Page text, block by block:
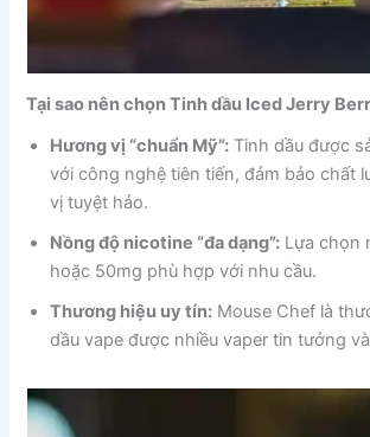
Tại sao nên chọn Tinh dầu Iced Jerry
Hương vị “chuẩn Mỹ”: Tinh dầu được
với công nghệ tiên tiến, đảm bảo chất
vị tuyệt hảo.
Nồng độ nicotine “đa dạng”: Lựa chọn
hoặc 50mg phù hợp với nhu cầu.
Thương hiệu uy tín: Mouse Chef là
dầu vape được nhiều vaper tin tưởng